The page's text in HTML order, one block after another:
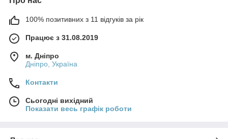
100% позитивних з 11 відгуків за рік
Працює з 31.08.2019
м. Дніпро
Дніпро, Україна
Контакти
Сьогодні вихідний
Показати весь графік роботи